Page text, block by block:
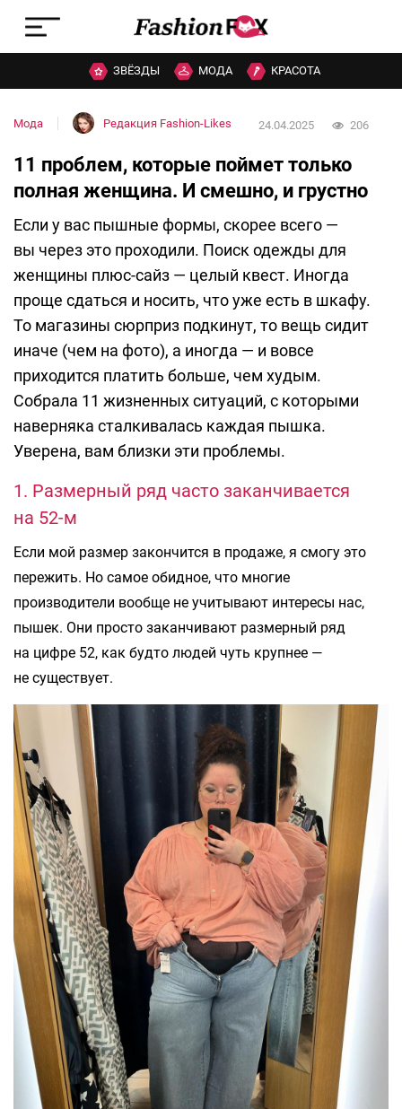
ЗВЁЗДЫ МОДА КРАСОТА
Мода Редакция Fashion-Likes 24.04.2025 206
11 проблем, которые поймет только
полная женщина. И смешно, и грустно
Если у вас пышные формы, скорее всего —
вы через это проходили. Поиск одежды для
женщины плюс-сайз — целый квест. Иногда
проще сдаться и носить, что уже есть в шкафу.
То магазины сюрприз подкинут, то вещь сидит
иначе (чем на фото), а иногда — и вовсе
приходится платить больше, чем худым.
Собрала 11 жизненных ситуаций, с которыми
наверняка сталкивалась каждая пышка.
Уверена, вам близки эти проблемы.
1. Размерный ряд часто заканчивается
на 52-м
Если мой размер закончится в продаже, я смогу это
пережить. Но самое обидное, что многие
производители вообще не учитывают интересы нас,
пышек. Они просто заканчивают размерный ряд
на цифре 52, как будто людей чуть крупнее —
не существует.